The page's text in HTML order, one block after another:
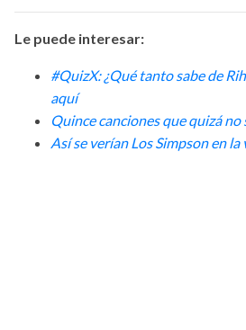
Le puede interesar:
#QuizX: ¿Qué tanto sabe de
aquí
Quince canciones que quizá no
Así se verían Los Simpson en la